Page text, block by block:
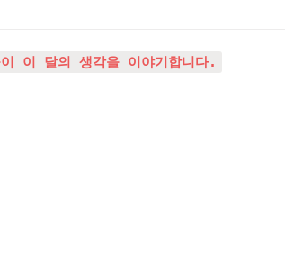
이 달의 생각을 이야기합니다.